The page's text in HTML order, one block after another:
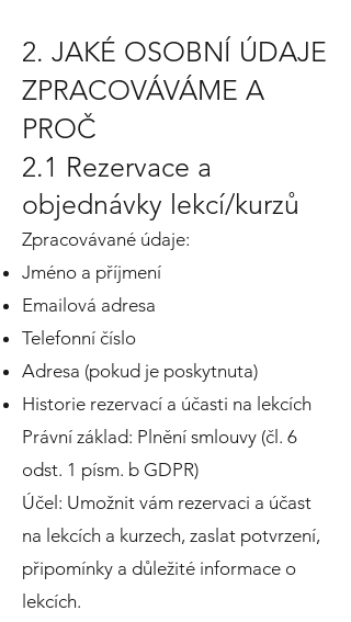
2. JAKÉ OSOBNÍ ÚDAJE
ZPRACOVÁVÁME A
PROČ
2.1 Rezervace a
objednávky lekcí/kurzů
Zpracovávané údaje:
Jméno a příjmení
Emailová adresa
Telefonní číslo
Adresa (pokud je poskytnuta)
Historie rezervací a účasti na lekcích
Právní základ: Plnění smlouvy (čl. 6
odst. 1 písm. b GDPR)
Účel: Umožnit vám rezervaci a účast
na lekcích a kurzech, zaslat potvrzení,
připomínky a důležité informace o
lekcích.